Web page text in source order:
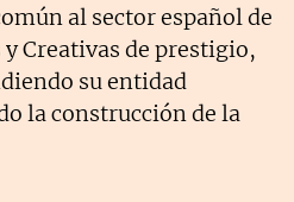
al sector español de
Creativas de prestigio,
su entidad
la construcción de la